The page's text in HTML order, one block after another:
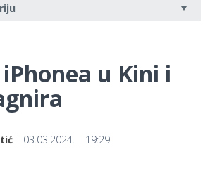
u Kini i
| 03.03.2024. | 19:29